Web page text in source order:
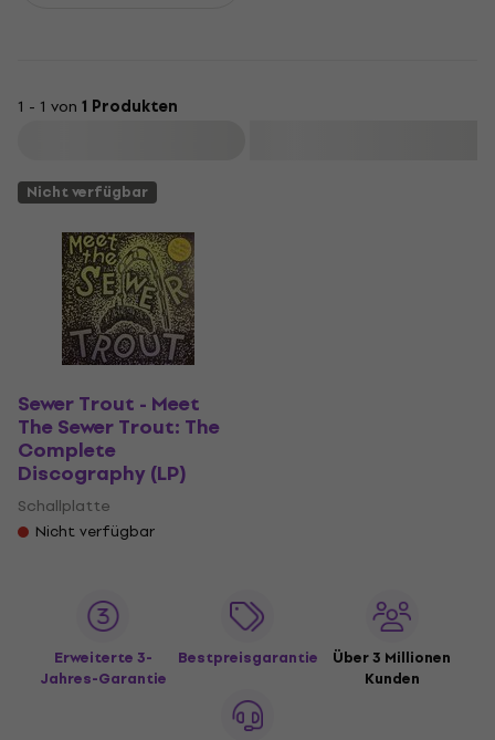
1 - 1 von 1 Produkten
Nicht verfügbar
Sewer Trout - Meet
The Sewer Trout: The
Complete
Discography (LP)
Schallplatte
Nicht verfügbar
Erweiterte 3-
Jahres-Garantie
Bestpreisgarantie
Über 3 Millionen
Kunden